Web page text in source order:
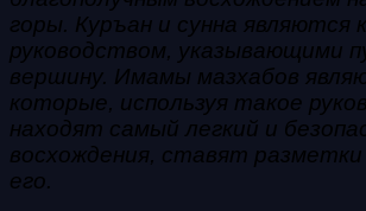
горы. Куръан и сунна являются
руководством, указывающими
вершину. Имамы мазхабов
которые, используя такое
находят самый легкий и
восхождения, ставят
его.